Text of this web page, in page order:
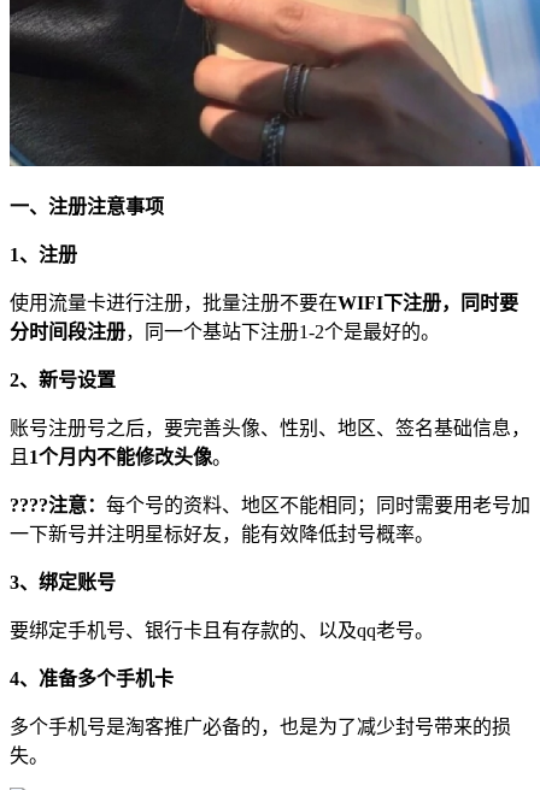
一、注册注意事项
1、注册
使用流量卡进行注册，批量注册不要在WIFI下注册，同时要
分时间段注册，同一个基站下注册1-2个是最好的。
2、新号设置
账号注册号之后，要完善头像、性别、地区、签名基础信息，
且 1个月内不能修改头像。
????注意： 每个号的资料、地区不能相同；同时需要用老号加
一下新号并注明星标好友，能有效降低封号概率。
3、绑定账号
要绑定手机号、银行卡且有存款的、以及qq老号。
4、准备多个手机卡
多个手机号是淘客推广必备的，也是为了减少封号带来的损
失。